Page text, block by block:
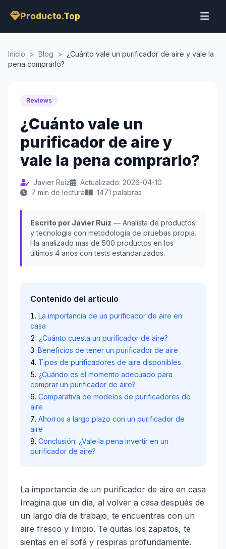
Producto.Top
Inicio > Blog > ¿Cuánto vale un purificador de aire y vale la
pena comprarlo?
Reviews
¿Cuánto vale un
purificador de aire y
vale la pena comprarlo?
Javier Ruiz
Actualizado: 2026-04-10
7 min de lectura
1471 palabras
Escrito por Javier Ruiz — Analista de productos
y tecnologia con metodologia de pruebas propia.
Ha analizado mas de 500 productos en los
ultimos 4 anos con tests estandarizados.
Contenido del articulo
La importancia de un purificador de aire en
casa
¿Cuánto cuesta un purificador de aire?
Beneficios de tener un purificador de aire
Tipos de purificadores de aire disponibles
¿Cuándo es el momento adecuado para
comprar un purificador de aire?
Comparativa de modelos de purificadores de
aire
Ahorros a largo plazo con un purificador de
aire
Conclusión: ¿Vale la pena invertir en un
purificador de aire?
La importancia de un purificador de aire en casa
Imagina que un día, al volver a casa después de
un largo día de trabajo, te encuentras con un
aire fresco y limpio. Te quitas los zapatos, te
sientas en el sofá y respiras profundamente.